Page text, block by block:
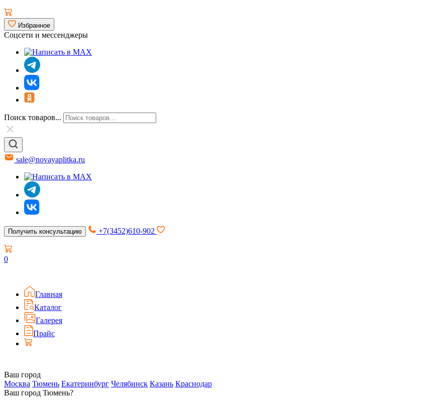
Избранное
Соцсети и мессенджеры
Поиск товаров...
sale@novayaplitka.ru
Получить консультацию +7(3452)610-902
0
Главная
Каталог
Галерея
Прайс
Ваш город
Москва Тюмень Екатеринбург Челябинск Казань Краснодар
Ваш город Тюмень?